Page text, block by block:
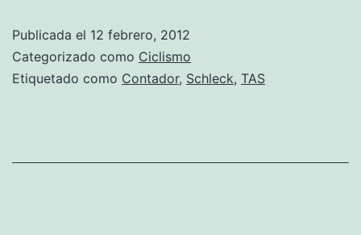
Publicada el 12 febrero, 2012
Categorizado como Ciclismo
Etiquetado como Contador, Schleck, TAS